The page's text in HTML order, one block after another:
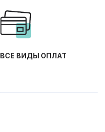
ВСЕ ВИДЫ ОПЛАТ